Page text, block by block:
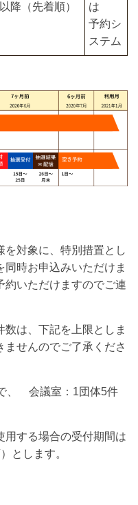
降（先着順）
は
予約シ
ステム
対象に、特別措置とし
時お申込みいただけま
約いただけますのでご連
は、下記を上限としま
せんのでご了承くださ
、 会議室：1団体5件
する場合の受付期間は
とします。